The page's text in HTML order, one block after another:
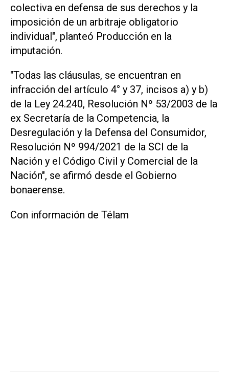
colectiva en defensa de sus derechos y la
imposición de un arbitraje obligatorio
individual", planteó Producción en la
imputación.
"Todas las cláusulas, se encuentran en
infracción del artículo 4° y 37, incisos a) y b)
de la Ley 24.240, Resolución Nº 53/2003 de la
ex Secretaría de la Competencia, la
Desregulación y la Defensa del Consumidor,
Resolución Nº 994/2021 de la SCI de la
Nación y el Código Civil y Comercial de la
Nación", se afirmó desde el Gobierno
bonaerense.
Con información de Télam